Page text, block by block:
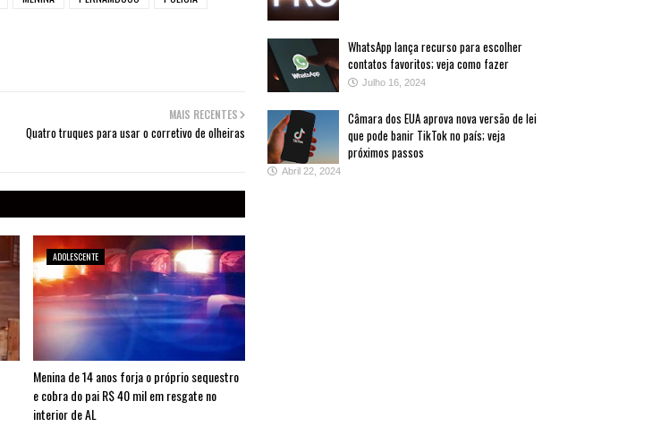
MAIS RECENTES
Quatro truques para usar o corretivo de olheiras
ADOLESCENTE
Menina de 14 anos forja o próprio sequestro
e cobra do pai R$ 40 mil em resgate no
interior de AL
WhatsApp lança recurso para escolher
contatos favoritos; veja como fazer
Julho 16, 2024
Câmara dos EUA aprova nova versão de lei
que pode banir TikTok no país; veja
próximos passos
Abril 22, 2024